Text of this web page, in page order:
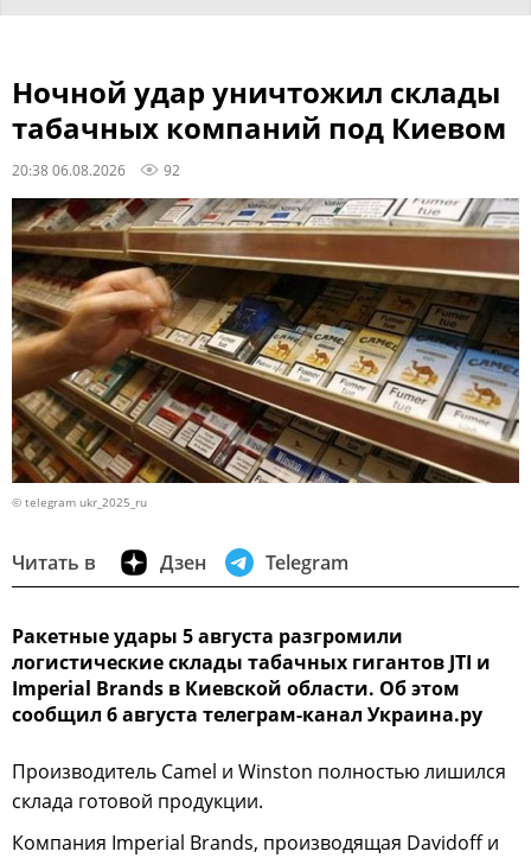
Ночной удар уничтожил склады
табачных компаний под Киевом
20:38 06.08.2026 92
© telegram ukr_2025_ru
Читать в Дзен Telegram
Ракетные удары 5 августа разгромили
логистические склады табачных гигантов JTI и
Imperial Brands в Киевской области. Об этом
сообщил 6 августа телеграм-канал Украина.ру
Производитель Camel и Winston полностью лишился
склада готовой продукции.
Компания Imperial Brands, производящая Davidoff и